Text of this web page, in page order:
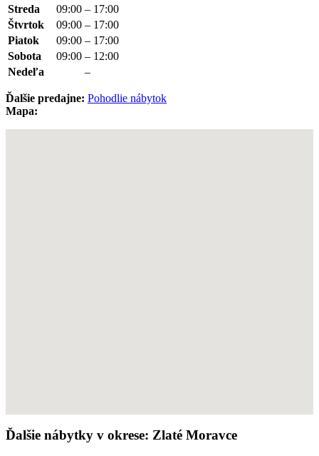
Streda
09:00 – 17:00
Štvrtok
09:00 – 17:00
Piatok
09:00 – 17:00
Sobota
09:00 – 12:00
Nedeľa
–
Ďalšie predajne: Pohodlie nábytok
Mapa:
Ďalšie nábytky v okrese: Zlaté Moravce